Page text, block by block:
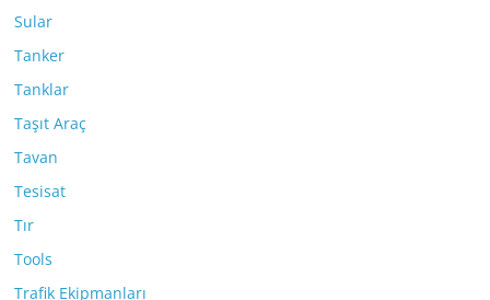
Sular
Tanker
Tanklar
Taşıt Araç
Tavan
Tesisat
Tır
Tools
Trafik Ekipmanları